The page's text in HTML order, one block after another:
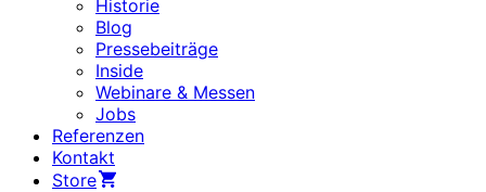
Historie
Blog
Pressebeiträge
Inside
Webinare & Messen
Jobs
Referenzen
Kontakt
Store